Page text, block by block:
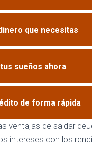
que necesitas
sueños ahora
de forma rápida
ventajas de saldar
intereses con los